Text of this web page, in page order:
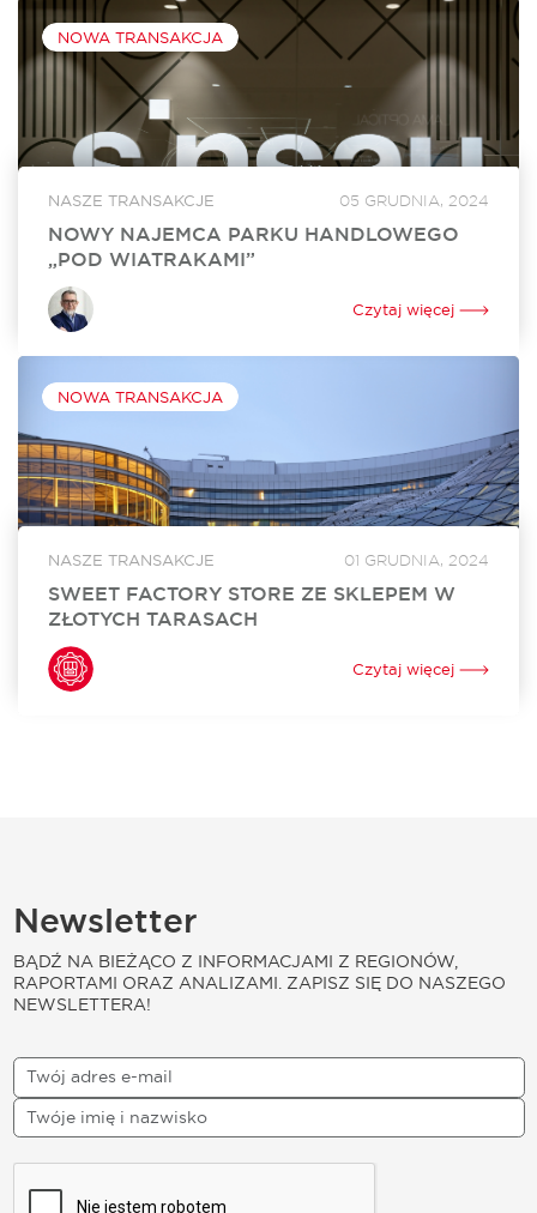
NOWA TRANSAKCJA
NASZE TRANSAKCJE 05 GRUDNIA, 2024
NOWY NAJEMCA PARKU HANDLOWEGO
„POD WIATRAKAMI”
Sinsay, marka z portfolio Grupy LPP, wynajęła 860 mkw.
powierzchni w Parku Handlowym „Pod Wiatrakami” koło
Słupska. Otwarcie sklepu jest zaplanowane na kwiecień 2024
Czytaj więcej
NOWA TRANSAKCJA
NASZE TRANSAKCJE 01 GRUDNIA, 2024
SWEET FACTORY STORE ZE SKLEPEM W
ZŁOTYCH TARASACH
Sweet Factory Store otworzył swój sklep w Złotych
Tarasach. To już 24. w Polsce i 3. w Warszawie stacjonarny
punkt sprzedaży tej niezwykle popularnej marki oferującej
Czytaj więcej
Newsletter
BĄDŹ NA BIEŻĄCO Z INFORMACJAMI Z REGIONÓW,
RAPORTAMI ORAZ ANALIZAMI. ZAPISZ SIĘ DO NASZEGO
NEWSLETTERA!